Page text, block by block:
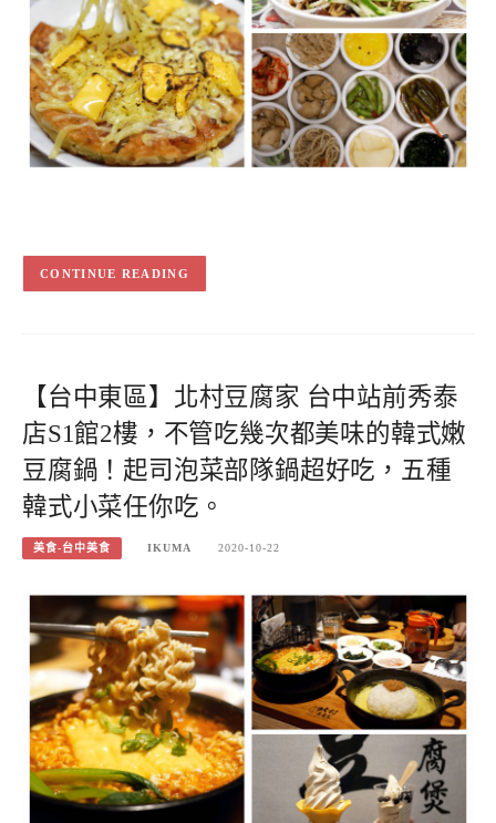
CONTINUE READING
【台中東區】北村豆腐家 台中站前秀泰
店S1館2樓，不管吃幾次都美味的韓式嫩
豆腐鍋！起司泡菜部隊鍋超好吃，五種
韓式小菜任你吃。
美食-台中美食 IKUMA 2020-10-22